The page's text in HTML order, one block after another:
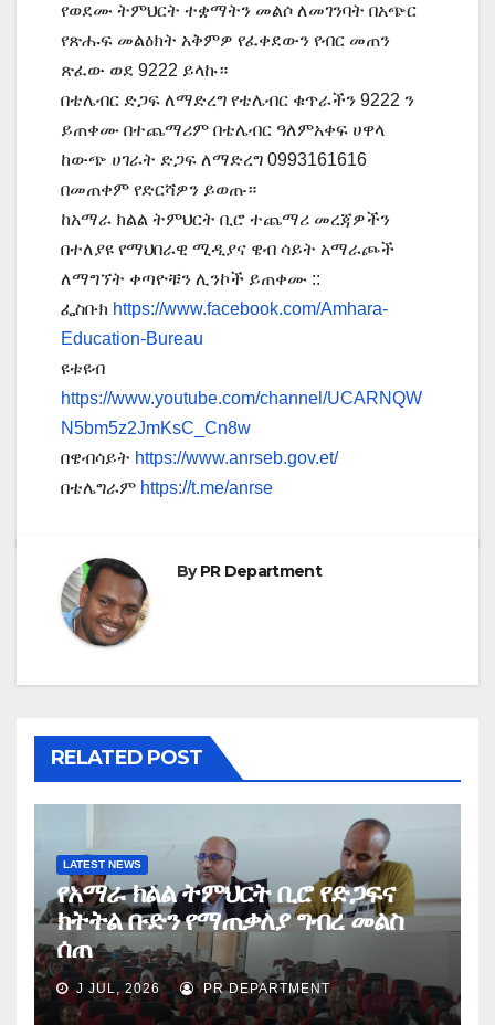
የወደሙ ትምህርት ተቋማትን መልሶ ለመገንባት በአጭር
የጽሑፍ መልዕክት አቅምዎ የፈቀደውን የብር መጠን
ጽፈው ወደ 9222 ይላኩ።
በቴሌብር ድጋፍ ለማድረግ የቴሌብር ቁጥራችን 9222 ን
ይጠቀሙ በተጨማሪም በቴሌብር ዓለምአቀፍ ሀዋላ
ከውጭ ሀገራት ድጋፍ ለማድረግ 0993161616
በመጠቀም የድርሻዎን ይወጡ።
ከአማራ ክልል ትምህርት ቢሮ ተጨማሪ መረጃዎችን
በተለያዩ የማህበራዊ ሚዲያና ዌብ ሳይት አማራጮች
ለማግኘት ቀጣዮቹን ሊንኮች ይጠቀሙ ::
ፌስቡክ https://www.facebook.com/Amhara-
Education-Bureau
ዩቱዩብ
https://www.youtube.com/channel/UCARNQW
N5bm5z2JmKsC_Cn8w
በዌብሳይት https://www.anrseb.gov.et/
በቴሌግራም https://t.me/anrse
ByPR Department
RELATED POST
LATEST NEWS
የአማራ ክልል ትምህርት ቢሮ የድጋፍና
ክትትል ቡድን የማጠቃለያ ግብረ መልስ
ሰጠ
J JUL, 2026 PR DEPARTMENT